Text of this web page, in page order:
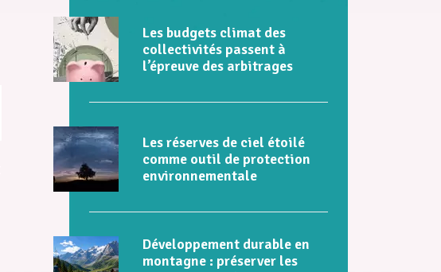
Les budgets climat des
collectivités passent à
l’épreuve des arbitrages
Les réserves de ciel étoilé
comme outil de protection
environnementale
Développement durable en
montagne : préserver les